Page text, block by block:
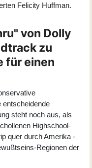
Felicity Huffman.
von Dolly
zu
für einen
entscheidende
steht noch aus, als
Highschool-
quer durch Amerika -
Regionen der